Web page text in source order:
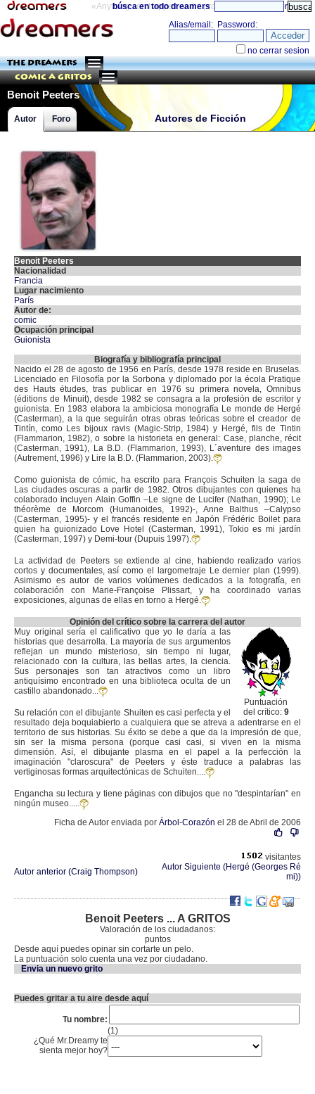
«Anything can happen and it probably will» directorio
búsca en todo dreamers
THE DREAMERS
Comic a Gritos
Benoit Peeters
Autores de Ficción
Autor Foro
Benoit Peeters
Nacionalidad
Francia
Lugar nacimiento
París
Autor de:
comic
Ocupación principal
Guionista
Biografía y bibliografía principal
Nacido el 28 de agosto de 1956 en París, desde 1978 reside en Bruselas.
Licenciado en Filosofía por la Sorbona y diplomado por la écola Pratique
des Hauts études, tras publicar en 1976 su primera novela, Omnibus
(éditions de Minuit), desde 1982 se consagra a la profesión de escritor y
guionista. En 1983 elabora la ambiciosa monografía Le monde de Hergé
(Casterman), a la que seguirán otras obras teóricas sobre el creador de
Tintín, como Les bijoux ravis (Magic-Strip, 1984) y Hergé, fils de Tintin
(Flammarion, 1982), o sobre la historieta en general: Case, planche, récit
(Casterman, 1991), La B.D. (Flammarion, 1993), L´aventure des images
(Autrement, 1996) y Lire la B.D. (Flammarion, 2003).
Como guionista de cómic, ha escrito para François Schuiten la saga de
Las ciudades oscuras a partir de 1982. Otros dibujantes con quienes ha
colaborado incluyen Alain Goffin –Le signe de Lucifer (Nathan, 1990); Le
théorème de Morcom (Humanoides, 1992)-, Anne Balthus –Calypso
(Casterman, 1995)- y el francés residente en Japón Frédéric Boilet para
quien ha guionizado Love Hotel (Casterman, 1991), Tokio es mi jardín
(Casterman, 1997) y Demi-tour (Dupuis 1997).
La actividad de Peeters se extiende al cine, habiendo realizado varios
cortos y documentales, así como el largometraje Le dernier plan (1999).
Asimismo es autor de varios volúmenes dedicados a la fotografía, en
colaboración con Marie-Françoise Plissart, y ha coordinado varias
exposiciones, algunas de ellas en torno a Hergé.
Opinión del crítico sobre la carrera del autor
Puntuación
del crítico: 9
Muy original sería el calificativo que yo le daría a las
historias que desarrolla. La mayoría de sus argumentos
reflejan un mundo misterioso, sin tiempo ni lugar,
relacionado con la cultura, las bellas artes, la ciencia.
Sus personajes son tan atractivos como un libro
antiquísimo encontrado en una biblioteca oculta de un
castillo abandonado...
Su relación con el dibujante Shuiten es casi perfecta y el
resultado deja boquiabierto a cualquiera que se atreva a adentrarse en el
territorio de sus historias. Su éxito se debe a que da la impresión de que,
sin ser la misma persona (porque casi casi, si viven en la misma
dimensión. Así, el dibujante plasma en el papel a la perfección la
imaginación "claroscura" de Peeters y éste traduce a palabras las
vertiginosas formas arquitectónicas de Schuiten....
Engancha su lectura y tiene páginas con dibujos que no "despintarían" en
ningún museo.....
Ficha de Autor enviada por Árbol-Corazón el 28 de Abril de 2006
visitantes
Autor anterior (Craig Thompson)
Autor Siguiente (Hergé (Georges Ré
mi))
Benoit Peeters ... A GRITOS
Valoración de los ciudadanos:
puntos
Desde aquí puedes opinar sin cortarte un pelo.
La puntuación solo cuenta una vez por ciudadano.
Envia un nuevo grito
Puedes gritar a tu aire desde aquí
Tu nombre:
(1)
¿Qué Mr.Dreamy te
sienta mejor hoy?